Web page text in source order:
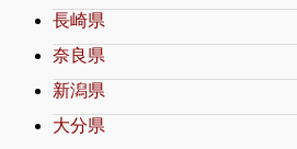
長崎県
奈良県
新潟県
大分県